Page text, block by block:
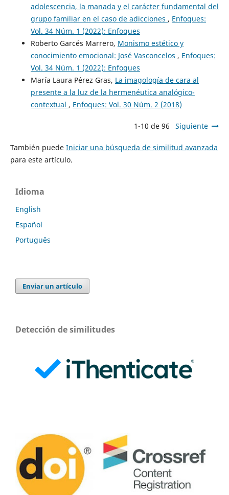
adolescencia, la manada y el carácter fundamental del
grupo familiar en el caso de adicciones , Enfoques:
Vol. 34 Núm. 1 (2022): Enfoques
Roberto Garcés Marrero, Monismo estético y
conocimiento emocional: José Vasconcelos , Enfoques:
Vol. 34 Núm. 1 (2022): Enfoques
María Laura Pérez Gras, La imagología de cara al
presente a la luz de la hermenéutica analógico-
contextual , Enfoques: Vol. 30 Núm. 2 (2018)
1-10 de 96 Siguiente
También puede Iniciar una búsqueda de similitud avanzada
para este artículo.
Idioma
English
Español
Português
Enviar un artículo
Detección de similitudes